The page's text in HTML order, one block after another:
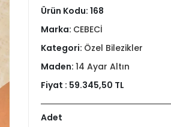
Ürün Kodu: 168
Marka: CEBECİ
Kategori: Özel Bilezikler
Maden: 14 Ayar Altın
Fiyat : 59.345,50 TL
Adet